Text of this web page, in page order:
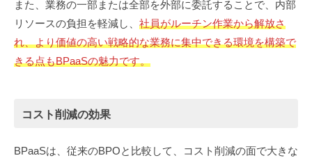
また、業務の一部または全部を外部に委託することで、内部
リソースの負担を軽減し、 社員がルーチン作業から解放さ
れ、より価値の高い戦略的な業務に集中できる環境を構築で
きる点もBPaaSの魅力です。
コスト削減の効果
BPaaSは、従来のBPOと比較して、コスト削減の面で大きな